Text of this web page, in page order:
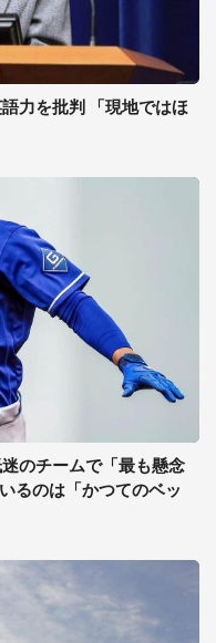
力を批判 「現地ではほ
のチームで「最も懸念
るのは「かつてのベッ